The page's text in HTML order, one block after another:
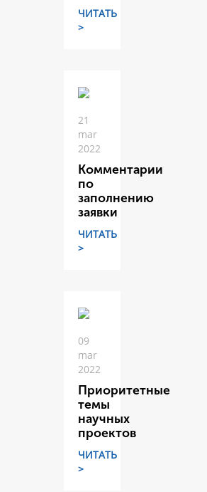
ЧИТАТЬ
>
21
mar
2022
Комментарии
по
заполнению
заявки
ЧИТАТЬ
>
09
mar
2022
Приоритетные
темы
научных
проектов
ЧИТАТЬ
>